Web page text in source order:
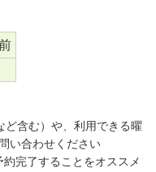
含む）や、利用できる曜
い合わせください
完了することをオススメ